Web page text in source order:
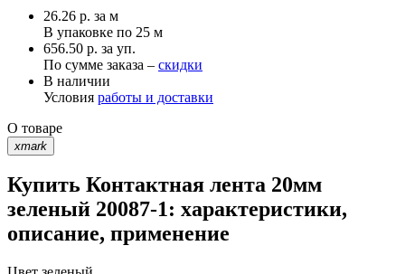
26.26 р. за м
В упаковке по 25 м
656.50 р. за уп.
По сумме заказа – скидки
В наличии
Условия работы и доставки
О товаре
xmark
Купить Контактная лента 20мм
зеленый 20087-1: характеристики,
описание, применение